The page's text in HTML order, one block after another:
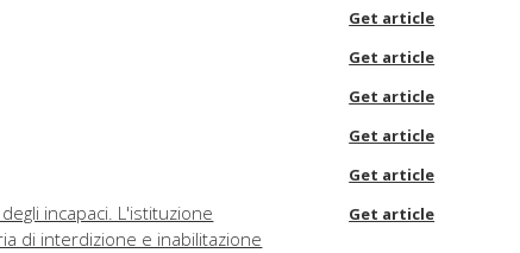
Get article
Get article
Get article
Get article
Get article
incapaci. L'istituzione
di interdizione e inabilitazione
Get article